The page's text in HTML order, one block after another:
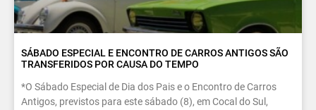
SÁBADO ESPECIAL E ENCONTRO DE CARROS ANTIGOS SÃO
TRANSFERIDOS POR CAUSA DO TEMPO
*O Sábado Especial de Dia dos Pais e o Encontro de Carros
Antigos, previstos para este sábado (8), em Cocal do Sul,